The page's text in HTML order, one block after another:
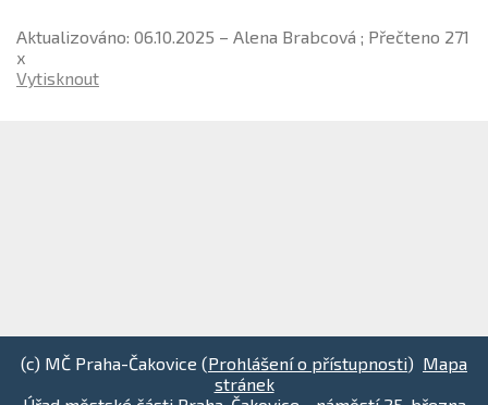
Aktualizováno: 06.10.2025 – Alena Brabcová ; Přečteno 271
x
Vytisknout
(c) MČ Praha-Čakovice (Prohlášení o přístupnosti) Mapa
stránek